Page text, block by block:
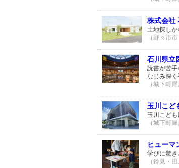
株式会社
土地探しか
（野々市
石川県立
読書が苦
なじみ深く
（城下町
玉川こど
玉川こど
（城下町
ヒューマ
学びに驚き
（鈴見・